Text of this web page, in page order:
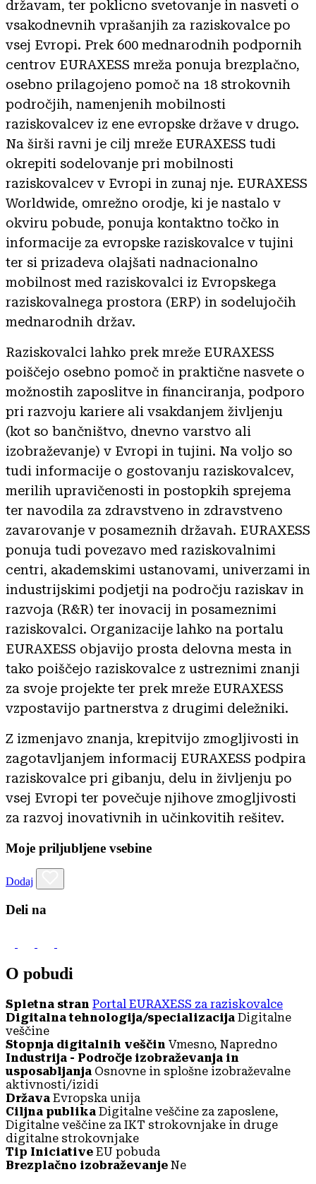
državam, ter poklicno svetovanje in nasveti o
vsakodnevnih vprašanjih za raziskovalce po
vsej Evropi. Prek 600 mednarodnih podpornih
centrov EURAXESS mreža ponuja brezplačno,
osebno prilagojeno pomoč na 18 strokovnih
področjih, namenjenih mobilnosti
raziskovalcev iz ene evropske države v drugo.
Na širši ravni je cilj mreže EURAXESS tudi
okrepiti sodelovanje pri mobilnosti
raziskovalcev v Evropi in zunaj nje. EURAXESS
Worldwide, omrežno orodje, ki je nastalo v
okviru pobude, ponuja kontaktno točko in
informacije za evropske raziskovalce v tujini
ter si prizadeva olajšati nadnacionalno
mobilnost med raziskovalci iz Evropskega
raziskovalnega prostora (ERP) in sodelujočih
mednarodnih držav.
Raziskovalci lahko prek mreže EURAXESS
poiščejo osebno pomoč in praktične nasvete o
možnostih zaposlitve in financiranja, podporo
pri razvoju kariere ali vsakdanjem življenju
(kot so bančništvo, dnevno varstvo ali
izobraževanje) v Evropi in tujini. Na voljo so
tudi informacije o gostovanju raziskovalcev,
merilih upravičenosti in postopkih sprejema
ter navodila za zdravstveno in zdravstveno
zavarovanje v posameznih državah. EURAXESS
ponuja tudi povezavo med raziskovalnimi
centri, akademskimi ustanovami, univerzami in
industrijskimi podjetji na področju raziskav in
razvoja (R&R) ter inovacij in posameznimi
raziskovalci. Organizacije lahko na portalu
EURAXESS objavijo prosta delovna mesta in
tako poiščejo raziskovalce z ustreznimi znanji
za svoje projekte ter prek mreže EURAXESS
vzpostavijo partnerstva z drugimi deležniki.
Z izmenjavo znanja, krepitvijo zmogljivosti in
zagotavljanjem informacij EURAXESS podpira
raziskovalce pri gibanju, delu in življenju po
vsej Evropi ter povečuje njihove zmogljivosti
za razvoj inovativnih in učinkovitih rešitev.
Moje priljubljene vsebine
Dodaj
Deli na
O pobudi
Spletna stran Portal EURAXESS za raziskovalce
Digitalna tehnologija/specializacija Digitalne
veščine
Stopnja digitalnih veščin Vmesno, Napredno
Industrija - Področje izobraževanja in
usposabljanja Osnovne in splošne izobraževalne
aktivnosti/izidi
Država Evropska unija
Ciljna publika Digitalne veščine za zaposlene,
Digitalne veščine za IKT strokovnjake in druge
digitalne strokovnjake
Tip Iniciative EU pobuda
Brezplačno izobraževanje Ne